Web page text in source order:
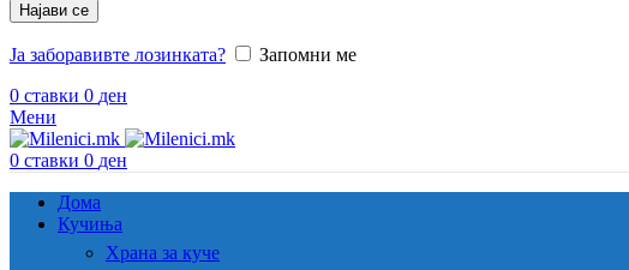
Најави се
Ја заборавивте лозинката?
Запомни ме
0 ставки 0 ден
Мени
0 ставки 0 ден
Дома
Кучиња
Храна за куче